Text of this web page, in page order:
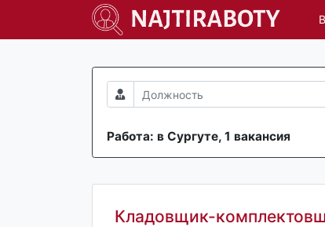
Работа: в Сургуте, 1 вакансия
Кладовщик-